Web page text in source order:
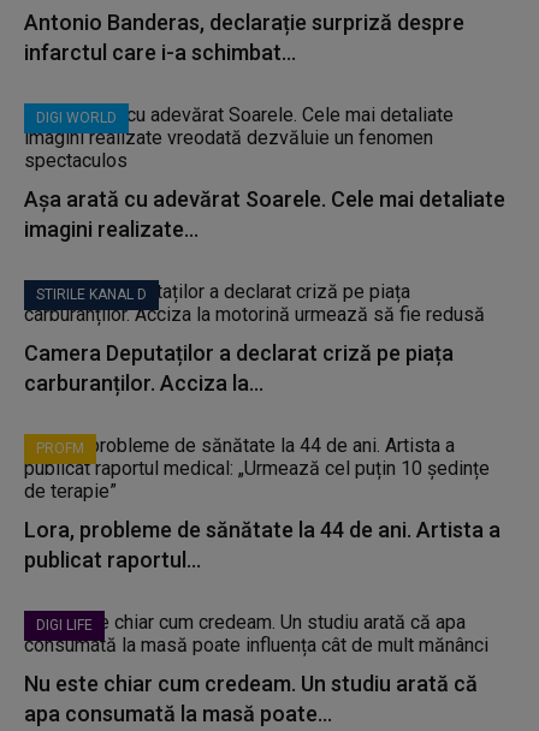
Antonio Banderas, declarație surpriză despre
infarctul care i-a schimbat...
DIGI WORLD
Așa arată cu adevărat Soarele. Cele mai detaliate
imagini realizate...
STIRILE KANAL D
Camera Deputaților a declarat criză pe piața
carburanților. Acciza la...
PROFM
Lora, probleme de sănătate la 44 de ani. Artista a
publicat raportul...
DIGI LIFE
Nu este chiar cum credeam. Un studiu arată că
apa consumată la masă poate...